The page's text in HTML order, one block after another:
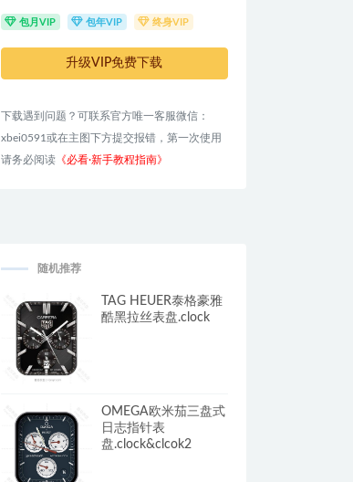
包月VIP 包年VIP 终身VIP
升级VIP免费下载
下载遇到问题？可联系官方唯一客服微信：
xbei0591或在主图下方提交报错，第一次使用
请务必阅读《必看·新手教程指南》
随机推荐
TAG HEUER泰格豪雅
酷黑拉丝表盘.clock
OMEGA欧米茄三盘式
日志指针表
盘.clock&clcok2